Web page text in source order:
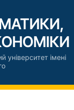
університет імені